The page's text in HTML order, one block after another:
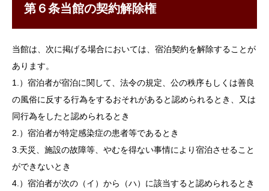
第６条当館の契約解除権
当館は、次に掲げる場合においては、宿泊契約を解除することが
あります。
1.）宿泊者が宿泊に関して、法令の規定、公の秩序もしくは善良
の風俗に反する行為をするおそれがあると認められるとき、又は
同行為をしたと認められるとき
2.）宿泊者が特定感染症の患者等であるとき
3.天災、施設の故障等、やむを得ない事情により宿泊させること
ができないとき
4.）宿泊者が次の（イ）から（ハ）に該当すると認められるとき